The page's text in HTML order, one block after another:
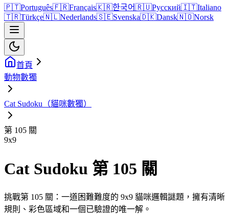
🇵🇹Português🇫🇷Français🇰🇷한국어🇷🇺Русский🇮🇹Italiano
🇹🇷Türkçe🇳🇱Nederlands🇸🇪Svenska🇩🇰Dansk🇳🇴Norsk
首頁
動物數獨
Cat Sudoku（貓咪數獨）
第 105 關
9x9
Cat Sudoku 第 105 關
挑戰第 105 關：一道困難難度的 9x9 貓咪邏輯謎題，擁有清晰
規則、彩色區域和一個已驗證的唯一解。